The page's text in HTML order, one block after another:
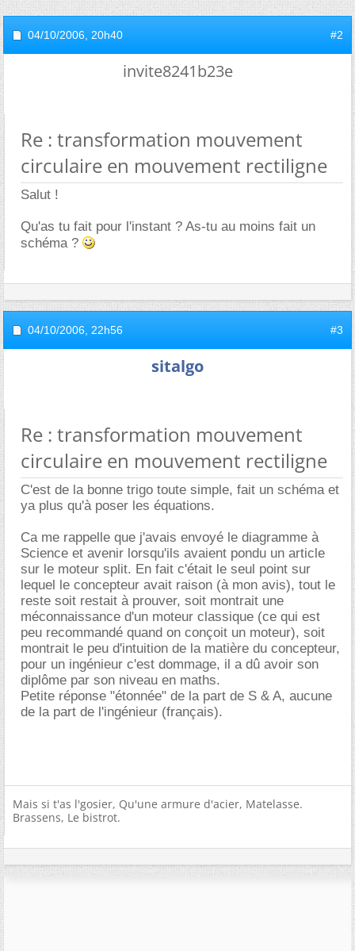
04/10/2006, 20h40 #2
invite8241b23e
Re : transformation mouvement
circulaire en mouvement rectiligne
Salut !
Qu'as tu fait pour l'instant ? As-tu au moins fait un
schéma ?
04/10/2006, 22h56 #3
sitalgo
Re : transformation mouvement
circulaire en mouvement rectiligne
C'est de la bonne trigo toute simple, fait un schéma et
ya plus qu'à poser les équations.
Ca me rappelle que j'avais envoyé le diagramme à
Science et avenir lorsqu'ils avaient pondu un article
sur le moteur split. En fait c'était le seul point sur
lequel le concepteur avait raison (à mon avis), tout le
reste soit restait à prouver, soit montrait une
méconnaissance d'un moteur classique (ce qui est
peu recommandé quand on conçoit un moteur), soit
montrait le peu d'intuition de la matière du concepteur,
pour un ingénieur c'est dommage, il a dû avoir son
diplôme par son niveau en maths.
Petite réponse "étonnée" de la part de S & A, aucune
de la part de l'ingénieur (français).
Mais si t'as l'gosier, Qu'une armure d'acier, Matelasse.
Brassens, Le bistrot.